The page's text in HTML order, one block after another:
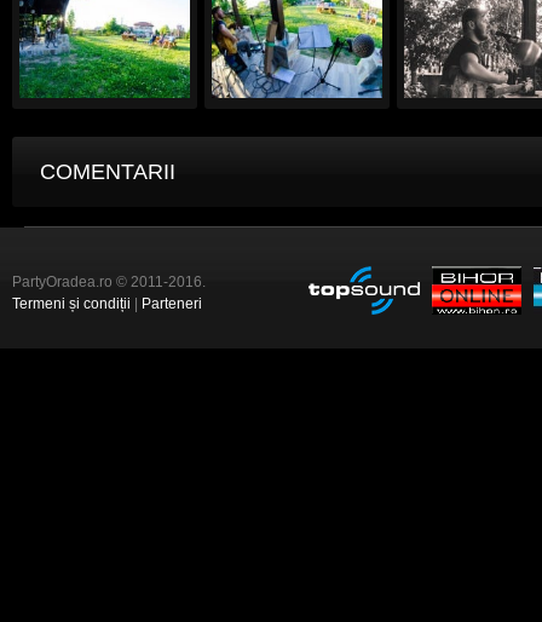
COMENTARII
PartyOradea.ro © 2011-2016.
Termeni și condiții
Parteneri